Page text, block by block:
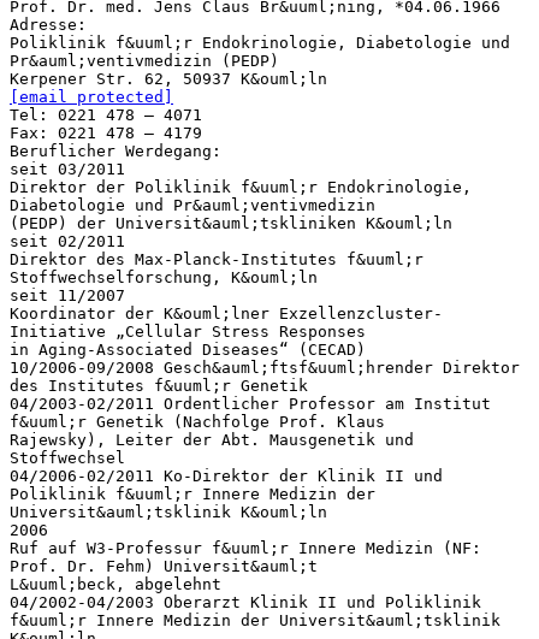
Prof. Dr. med. Jens Claus Br&uuml;ning, *04.06.1966
Adresse:
Poliklinik f&uuml;r Endokrinologie, Diabetologie und
Pr&auml;ventivmedizin (PEDP)
[email protected]
Tel: 0221 478 – 4071
Fax: 0221 478 – 4179
Beruflicher Werdegang:
seit 03/2011
Direktor der Poliklinik f&uuml;r Endokrinologie,
Diabetologie und Pr&auml;ventivmedizin
(PEDP) der Universit&auml;tskliniken K&ouml;ln
seit 02/2011
Direktor des Max-Planck-Institutes f&uuml;r
Stoffwechselforschung, K&ouml;ln
seit 11/2007
Koordinator der K&ouml;lner Exzellenzcluster-
Initiative „Cellular Stress Responses
in Aging-Associated Diseases“ (CECAD)
10/2006-09/2008 Gesch&auml;ftsf&uuml;hrender Direktor
des Institutes f&uuml;r Genetik
04/2003-02/2011 Ordentlicher Professor am Institut
f&uuml;r Genetik (Nachfolge Prof. Klaus
Rajewsky), Leiter der Abt. Mausgenetik und
Stoffwechsel
04/2006-02/2011 Ko-Direktor der Klinik II und
Poliklinik f&uuml;r Innere Medizin der
Universit&auml;tsklinik K&ouml;ln
2006
Ruf auf W3-Professur f&uuml;r Innere Medizin (NF:
Prof. Dr. Fehm) Universit&auml;t
L&uuml;beck, abgelehnt
04/2002-04/2003 Oberarzt Klinik II und Poliklinik
f&uuml;r Innere Medizin der Universit&auml;tsklinik